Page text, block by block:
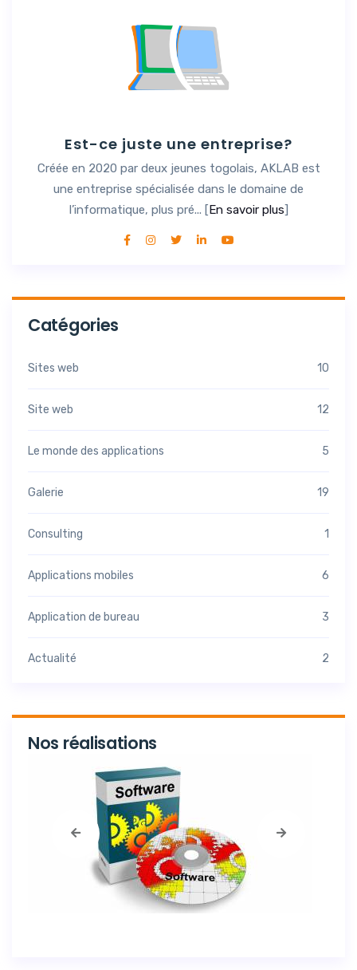
Est-ce juste une entreprise?
Créée en 2020 par deux jeunes togolais, AKLAB est
une entreprise spécialisée dans le domaine de
l’informatique, plus pré... [En savoir plus]
Catégories
Sites web 10
Site web 12
Le monde des applications 5
Galerie 19
Consulting 1
Applications mobiles 6
Application de bureau 3
Actualité 2
Nos réalisations